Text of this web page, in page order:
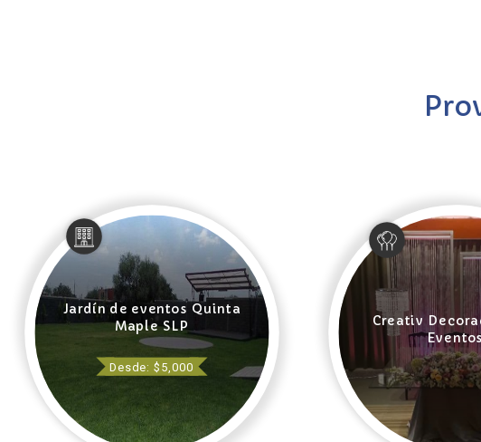
Jardín de eventos Quinta
Maple SLP
Desde: $5,000
Creativ